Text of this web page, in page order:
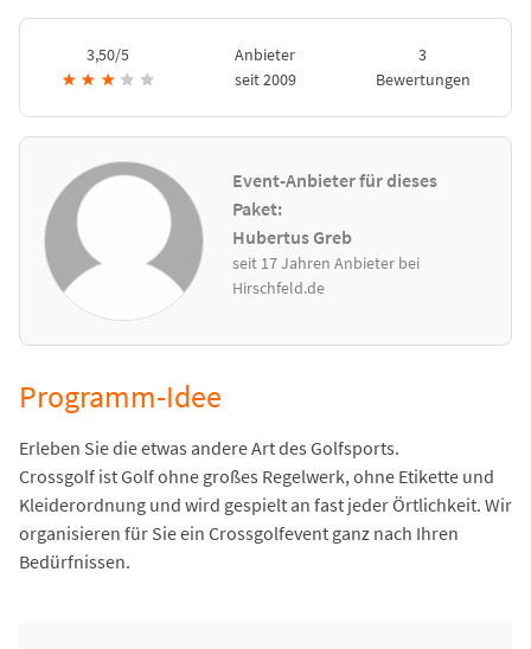
3,50/5
★ ★ ★ ★ ★
Anbieter
seit 2009
3
Bewertungen
Event-Anbieter für dieses
Paket:
Hubertus Greb
seit 17 Jahren Anbieter bei
Hirschfeld.de
Programm-Idee
Erleben Sie die etwas andere Art des Golfsports.
Crossgolf ist Golf ohne großes Regelwerk, ohne Etikette und
Kleiderordnung und wird gespielt an fast jeder Örtlichkeit. Wir
organisieren für Sie ein Crossgolfevent ganz nach Ihren
Bedürfnissen.